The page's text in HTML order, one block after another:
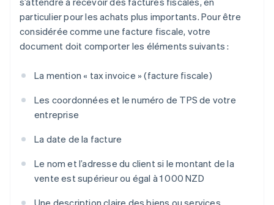
particulier pour les achats plus importants. Pour être
considérée comme une facture fiscale, votre
document doit comporter les éléments suivants :
La mention « tax invoice » (facture fiscale)
Les coordonnées et le numéro de TPS de votre
entreprise
La date de la facture
Le nom et l’adresse du client si le montant de la
vente est supérieur ou égal à 1 000 NZD